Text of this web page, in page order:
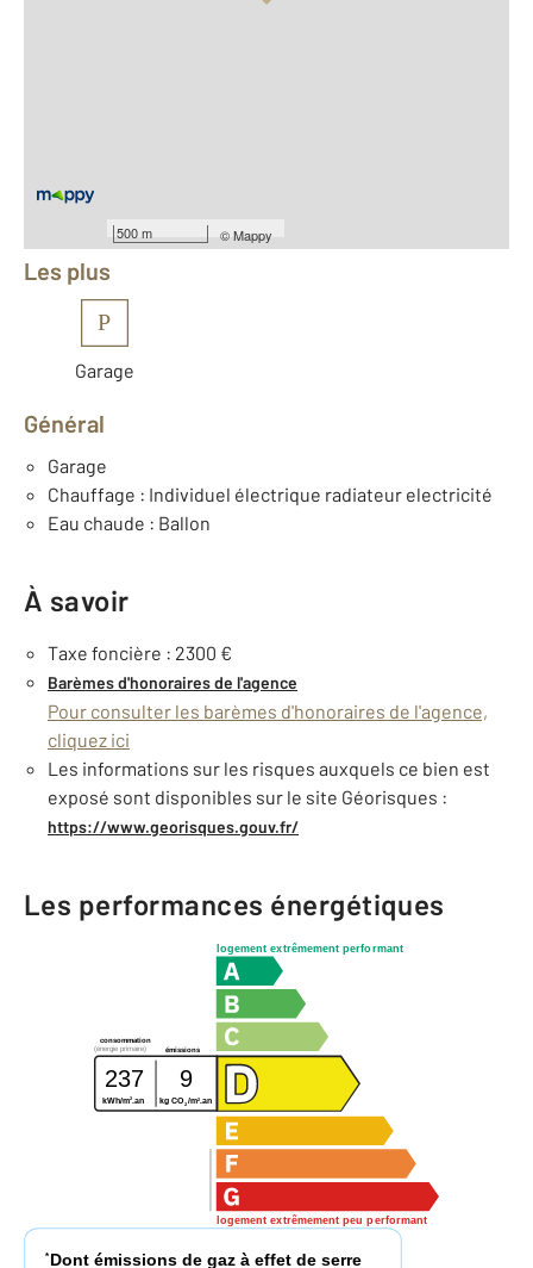
500 m ©Mappy
Équipements
Les plus
P
Garage
Général
Garage
Chauffage : Individuel électrique radiateur electricité
Eau chaude : Ballon
À savoir
Taxe foncière : 2300 €
Barèmes d'honoraires de l'agence
Pour consulter les barèmes d'honoraires de l'agence,
cliquez ici
Les informations sur les risques auxquels ce bien est
exposé sont disponibles sur le site Géorisques :
https://www.georisques.gouv.fr/
Les performances énergétiques
logement extrêmement performant
logement extrêmement peu performant
consommation
émissions
(énergie primaire)
237 9
kWh/m2.an kg CO2 /m2 .an
* Dont émissions de gaz à effet de serre